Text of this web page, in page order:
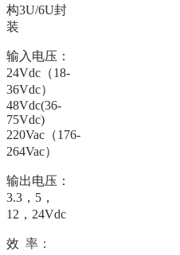
构3U/6U封
装
输入电压：
24Vdc（18-
36Vdc）
48Vdc(36-
75Vdc)
220Vac（176-
264Vac）
输出电压：
3.3 ，5，
12，24Vdc
效 率：